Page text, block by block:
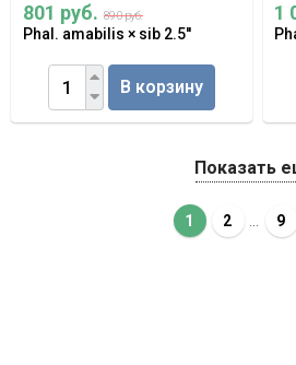
801 руб. 890 руб.
Phal. amabilis × sib 2.5''
В корзину
1
Показать
1 2 9